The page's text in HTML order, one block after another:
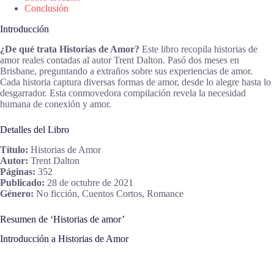
Conclusión
Introducción
¿De qué trata Historias de Amor? Este libro recopila historias de
amor reales contadas al autor Trent Dalton. Pasó dos meses en
Brisbane, preguntando a extraños sobre sus experiencias de amor.
Cada historia captura diversas formas de amor, desde lo alegre hasta lo
desgarrador. Esta conmovedora compilación revela la necesidad
humana de conexión y amor.
Detalles del Libro
Título: Historias de Amor
Autor: Trent Dalton
Páginas: 352
Publicado: 28 de octubre de 2021
Género: No ficción, Cuentos Cortos, Romance
Resumen de ‘Historias de amor’
Introducción a Historias de Amor